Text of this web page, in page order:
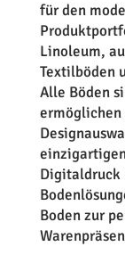
für den
Linoleum,
Textilböden
Alle Böden
ermöglichen
Digitaldruck
Boden zur